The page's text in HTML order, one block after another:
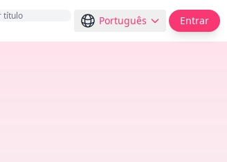
Português Entrar